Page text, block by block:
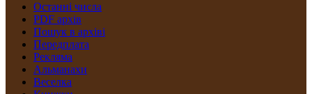
Останні числа
PDF архів
Пошук в архіві
Передплата
Рекляма
Альманахи
Веселка